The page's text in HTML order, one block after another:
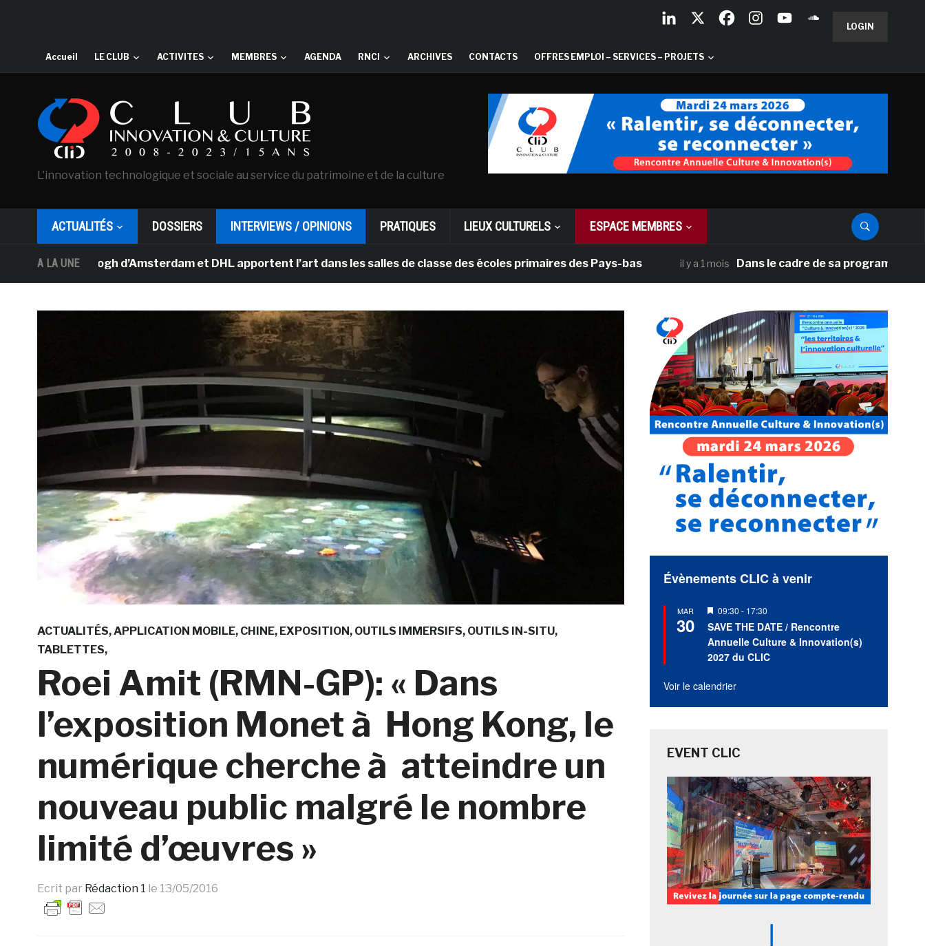
LOGIN
Accueil LE CLUB ACTIVITES MEMBRES AGENDA RNCI ARCHIVES CONTACTS OFFRES EMPLOI – SERVICES – PROJETS
L'innovation technologique et sociale au service du patrimoine et de la culture
ACTUALITÉS DOSSIERS INTERVIEWS / OPINIONS PRATIQUES LIEUX CULTURELS ESPACE MEMBRES
A LA UNE
Van Gogh d’Amsterdam et DHL apportent l’art dans les salles de classe des écoles primaires des Pays-bas il y a 1 mois Dans le cadre de sa programmation
ACTUALITÉS APPLICATION MOBILE CHINE EXPOSITION OUTILS IMMERSIFS OUTILS IN-SITU
TABLETTES
Roei Amit (RMN-GP): « Dans
l’exposition Monet à Hong Kong, le
numérique cherche à atteindre un
nouveau public malgré le nombre
limité d’œuvres »
Ecrit par Rédaction 1 le 13/05/2016
Évènements CLIC à venir
MAR
30
Mis
en
avant
09:30 - 17:30
SAVE THE DATE / Rencontre
Annuelle Culture & Innovation(s)
2027 du CLIC
Voir le calendrier
EVENT CLIC